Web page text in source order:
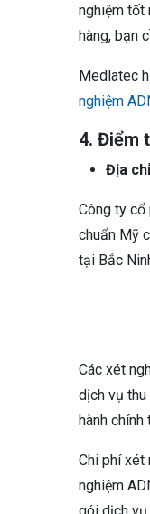
nghiệm tốt
hàng, bạn
Medlatec
nghiệm
4. Điểm
Địa
Công ty
chuẩn Mỹ
tại Bắc
Các xét
dịch vụ
hành
Chi phí xét
nghiệm
gói dịch vụ